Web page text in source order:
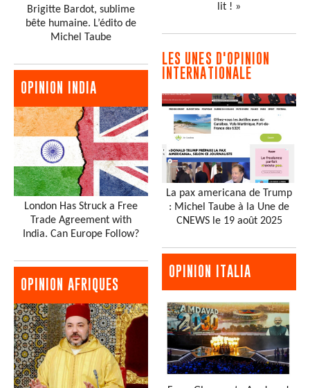
Brigitte Bardot, sublime
bête humaine. L’édito de
Michel Taube
OPINION INDIA
London Has Struck a Free
Trade Agreement with
India. Can Europe Follow?
OPINION AFRIQUES
lit ! »
LES UNES D'OPINION
INTERNATIONALE
La pax americana de Trump
: Michel Taube à la Une de
CNEWS le 19 août 2025
OPINION ITALIA